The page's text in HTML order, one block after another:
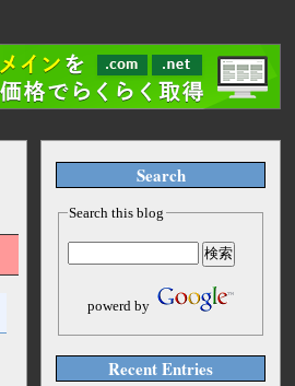
Search
Search this blog
powerd by
Recent Entries